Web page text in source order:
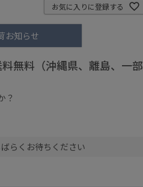
お気に入りに登録する
お知らせ
無料（沖縄県、離島、一部
？
らくお待ちください